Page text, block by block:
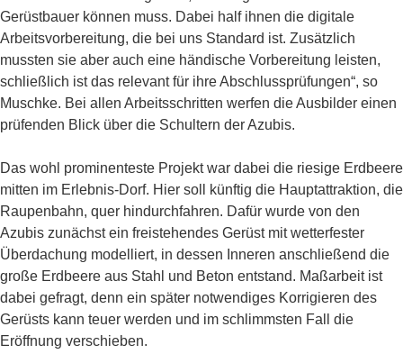
Gerüstbauer können muss. Dabei half ihnen die digitale
Arbeitsvorbereitung, die bei uns Standard ist. Zusätzlich
mussten sie aber auch eine händische Vorbereitung leisten,
schließlich ist das relevant für ihre Abschlussprüfungen“, so
Muschke. Bei allen Arbeitsschritten werfen die Ausbilder einen
prüfenden Blick über die Schultern der Azubis.
Das wohl prominenteste Projekt war dabei die riesige Erdbeere
mitten im Erlebnis-Dorf. Hier soll künftig die Hauptattraktion, die
Raupenbahn, quer hindurchfahren. Dafür wurde von den
Azubis zunächst ein freistehendes Gerüst mit wetterfester
Überdachung modelliert, in dessen Inneren anschließend die
große Erdbeere aus Stahl und Beton entstand. Maßarbeit ist
dabei gefragt, denn ein später notwendiges Korrigieren des
Gerüsts kann teuer werden und im schlimmsten Fall die
Eröffnung verschieben.